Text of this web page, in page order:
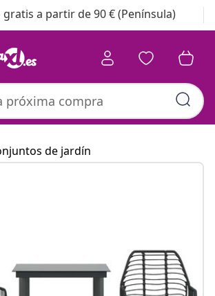
gratis a partir de 90 € (Península)
de jardín